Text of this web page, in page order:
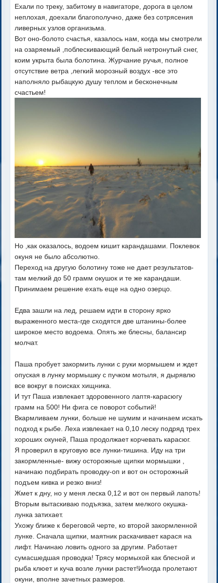
Ехали по треку, забитому в навигаторе, дорога в целом
неплохая, доехали благополучно, даже без сотрясения
ливерных узлов организьма.
Вот оно-болото счастья, казалось нам, когда мы смотрели
на озаряемый ,поблескивающий белый нетронутый снег,
коим укрыта была болотина. Журчание ручья, полное
отсутствие ветра ,легкий морозный воздух -все это
наполняло рыбацкую душу теплом и бесконечным
счастьем!
Но ,как оказалось, водоем кишит карандашами. Поклевок
окуня не было абсолютно.
Переход на другую болотину тоже не дает результатов-
там мелкий до 50 грамм окушок и те же карандаши.
Принимаем решение ехать еще на одно озерцо.
Едва зашли на лед, решаем идти в сторону ярко
выраженного места-где сходятся две штанины-более
широкое место водоема. Опять же блесны, балансир
молчат.
Паша пробует закормить лунки с руки мормышем и ждет
опуская в лунку мормышку с пучком мотыля, я дырявлю
все вокруг в поисках хищника.
И тут Паша извлекает здоровенного лаптя-карасюгу
грамм на 500! Ни фига се поворот событий!
Вкармливаем лунки, больше не шумим и начинаем искать
подход к рыбе. Леха извлекает на 0,10 леску подряд трех
хороших окуней, Паша продолжает корчевать карасюг.
Я проверил в круговую все лунки-тишина. Иду на три
закормленные- вижу осторожные щипки мормышки ,
начинаю подбирать проводку-оп и вот он осторожный
подъем кивка и резко вниз!
Жмет к дну, но у меня леска 0,12 и вот он первый лапоть!
Вторым вытаскиваю подъязка, затем мелкого окушка-
лунка затихает.
Ухожу ближе к береговой черте, ко второй закормленной
лунке. Сначала щипки, маятник раскачивает карася на
лифт. Начинаю ловить одного за другим. Работает
сумасшедшая проводка! Трясу мормыхой как блесной и
рыба клюет и куча возле лунки растет!Иногда пролетают
окуни, вполне зачетных размеров.